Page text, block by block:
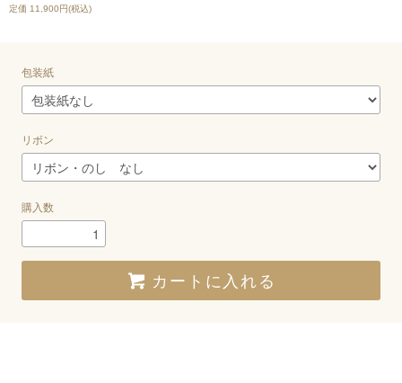
定価 11,900円(税込)
包装紙
リボン
購入数
カートに入れる